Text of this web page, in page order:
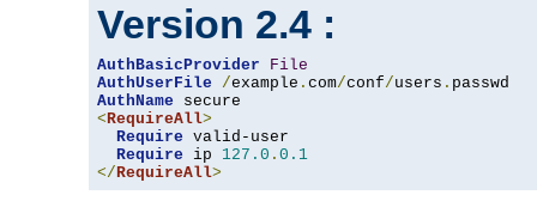
Version 2.4 :
AuthBasicProvider
File
AuthUserFile
/example . com/conf/users .
AuthName
<RequireAll>
Require valid-user
Require ip 127.0 . 0.1
</RequireAll>